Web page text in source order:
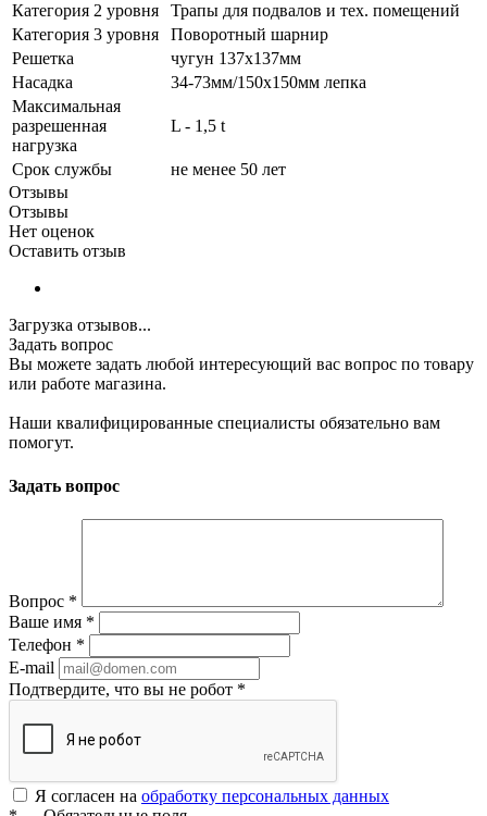
Категория 2 уровня
Трапы для подвалов и тех. помещений
Категория 3 уровня
Поворотный шарнир
Решетка
чугун 137x137мм
Насадка
34-73мм/150x150мм лепка
Максимальная
разрешенная
нагрузка
L - 1,5 t
Срок службы
не менее 50 лет
Отзывы
Отзывы
Нет оценок
Оставить отзыв
Загрузка отзывов...
Задать вопрос
Вы можете задать любой интересующий вас вопрос по товару
или работе магазина.
Наши квалифицированные специалисты обязательно вам
помогут.
Задать вопрос
Вопрос *
Ваше имя *
Телефон *
E-mail
Подтвердите, что вы не робот *
Я согласен на обработку персональных данных